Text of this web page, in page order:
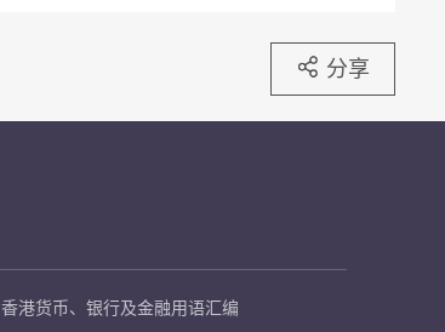
分享
香港货币、银行及金融用语汇编